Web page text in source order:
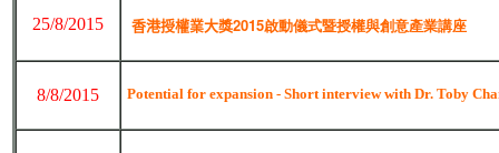
25/8/2015 香港授權業大獎2015啟動儀式暨授權與創意產業講座
8/8/2015 Potential for expansion - Short interview with Dr. Toby